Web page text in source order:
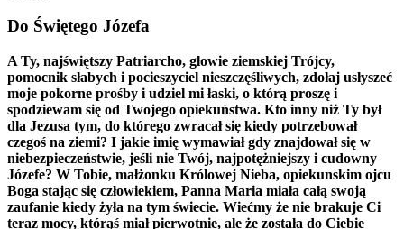
Do Świętego Józefa
A Ty, najświętszy Patriarcho, głowie ziemskiej Trójcy,
pomocnik słabych i pocieszyciel nieszczęśliwych, zdołaj usłyszeć
moje pokorne prośby i udziel mi łaski, o którą proszę i
spodziewam się od Twojego opiekuństwa. Kto inny niż Ty był
dla Jezusa tym, do którego zwracał się kiedy potrzebował
czegoś na ziemi? I jakie imię wymawiał gdy znajdował się w
niebezpieczeństwie, jeśli nie Twój, najpotężniejszy i cudowny
Józefe? W Tobie, małżonku Królowej Nieba, opiekunskim ojcu
Boga stając się człowiekiem, Panna Maria miała całą swoją
zaufanie kiedy żyła na tym świecie. Wiećmy że nie brakuje Ci
teraz mocy, którąś miał pierwotnie, ale że została do Ciebie